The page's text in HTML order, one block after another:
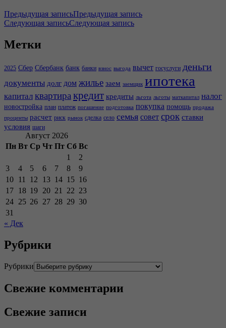
Предыдущая записьПредыдущая запись
Следующая записьСледующая запись
Метки
2025 Сбер Сбербанк банк банки взнос выгода вычет госуслуги деньги
документы долг дом жилье заем заемщик ипотека
капитал квартира кредит кредиты льгота льготы маткапитал налог
новостройка план платеж погашение подготовка покупка помощь продажа
проценты расчет риск рынок сделка село семья совет срок ставки
условия шаги
Август 2026
Пн Вт Ср Чт Пт Сб Вс
1
2
3
4 5 6 7 8
9
10 11 12 13 14 15 16
17 18 19 20 21 22 23
24 25 26 27 28 29 30
31
« Дек
Рубрики
Рубрики
Свежие комментарии
Свежие записи